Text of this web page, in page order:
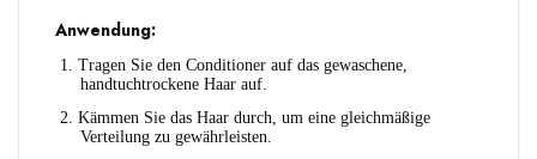
Anwendung:
1.
Tragen Sie den Conditioner auf das gewaschene,
handtuchtrockene Haar auf.
2. Kämmen Sie das Haar durch, um eine gleichmäßige
Verteilung zu gewährleisten.